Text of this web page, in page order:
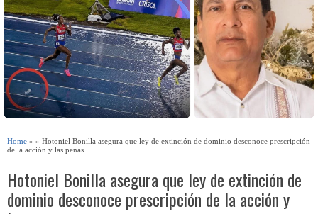
n
Home » » Hotoniel Bonilla asegura que ley de extinción de dominio desconoce prescripción
de la acción y las penas
Hotoniel Bonilla asegura que ley de extinción de
dominio desconoce prescripción de la acción y